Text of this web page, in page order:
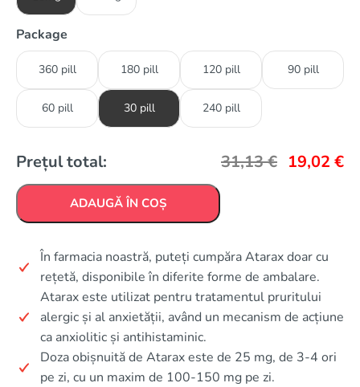
Package
360 pill 180 pill 120 pill 90 pill
60 pill 30 pill 240 pill
Prețul total: 31,13€ 19,02 €
ADAUGĂ ÎN COȘ
În farmacia noastră, puteți cumpăra Atarax doar cu
rețetă, disponibile în diferite forme de ambalare.
Atarax este utilizat pentru tratamentul pruritului
alergic și al anxietății, având un mecanism de acțiune
ca anxiolitic și antihistaminic.
Doza obișnuită de Atarax este de 25 mg, de 3-4 ori
pe zi, cu un maxim de 100-150 mg pe zi.